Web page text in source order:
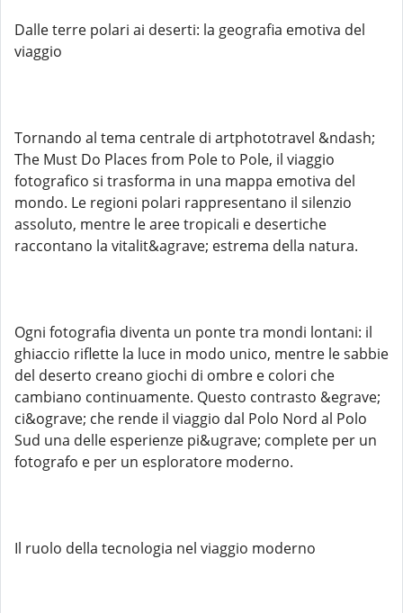
Dalle terre polari ai deserti: la geografia emotiva del
viaggio
Tornando al tema centrale di artphototravel &ndash;
The Must Do Places from Pole to Pole, il viaggio
fotografico si trasforma in una mappa emotiva del
mondo. Le regioni polari rappresentano il silenzio
assoluto, mentre le aree tropicali e desertiche
raccontano la vitalit&agrave; estrema della natura.
Ogni fotografia diventa un ponte tra mondi lontani: il
ghiaccio riflette la luce in modo unico, mentre le sabbie
del deserto creano giochi di ombre e colori che
cambiano continuamente. Questo contrasto &egrave;
ci&ograve; che rende il viaggio dal Polo Nord al Polo
Sud una delle esperienze pi&ugrave; complete per un
fotografo e per un esploratore moderno.
Il ruolo della tecnologia nel viaggio moderno